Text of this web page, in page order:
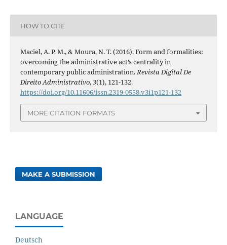
HOW TO CITE
Maciel, A. P. M., & Moura, N. T. (2016). Form and formalities:
overcoming the administrative act’s centrality in
contemporary public administration.Revista Digital De
Direito Administrativo,3(1), 121-132.
https://doi.org/10.11606/issn.2319-0558.v3i1p121-132
MORE CITATION FORMATS
MAKE A SUBMISSION
LANGUAGE
Deutsch